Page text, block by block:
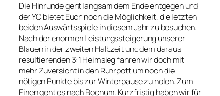
Die Hinrunde geht langsam dem Ende entgegen und
der YC bietet Euch noch die Möglichkeit, die letzten
beiden Auswärtsspiele in diesem Jahr zu besuchen.
Nach der enormen Leistungssteigerung unserer
Blauen in der zweiten Halbzeit und dem daraus
resultierenden 3:1 Heimsieg fahren wir doch mit
mehr Zuversicht in den Ruhrpott um noch die
nötigen Punkte bis zur Winterpause zu holen. Zum
Einen geht es nach Bochum. Kurzfristig haben wir für